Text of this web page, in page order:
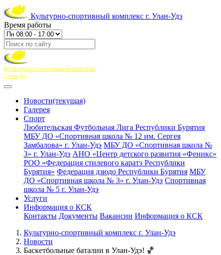
Культурно-спортивный комплекс г. Улан-Удэ
Время работы
Культурно-спортивный комплекс
г. Улан-Удэ
Новости(текущая)
Галерея
Спорт
Любительская Футбольная Лига Республики Бурятия
МБУ ДО «Спортивная школа № 12 им. Сергея
Замбалова» г. Улан-Удэ МБУ ДО «Спортивная школа №
3» г. Улан-Удэ АНО «Центр детского развития «Феникс»
РОО «Федерация стилевого каратэ Республики
Бурятия» Федерация дзюдо Республики Бурятия МБУ
ДО «Спортивная школа № 3» г. Улан-Удэ Спортивная
школа № 5 г. Улан-Удэ
Услуги
Информация о КСК
Контакты Документы Вакансии Информация о КСК
Культурно-спортивный комплекс г. Улан-Удэ
Новости
Баскетбольные баталии в Улан-Удэ! 🏀